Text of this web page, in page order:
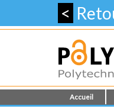
<
Accueil